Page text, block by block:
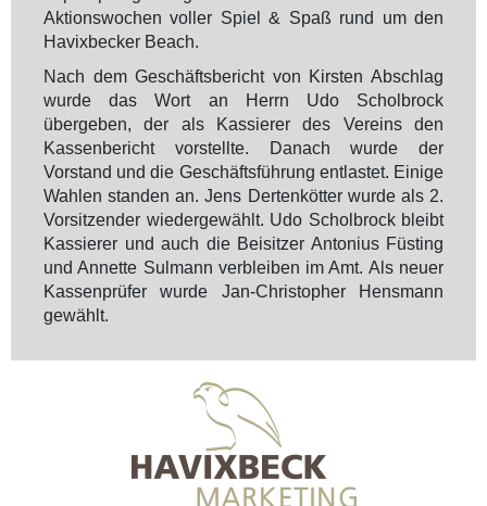
Aktionswochen voller Spiel & Spaß rund um den
Havixbecker Beach.
Nach dem Geschäftsbericht von Kirsten Abschlag
wurde das Wort an Herrn Udo Scholbrock
übergeben, der als Kassierer des Vereins den
Kassenbericht vorstellte. Danach wurde der
Vorstand und die Geschäftsführung entlastet. Einige
Wahlen standen an. Jens Dertenkötter wurde als 2.
Vorsitzender wiedergewählt. Udo Scholbrock bleibt
Kassierer und auch die Beisitzer Antonius Füsting
und Annette Sulmann verbleiben im Amt. Als neuer
Kassenprüfer wurde Jan-Christopher Hensmann
gewählt.